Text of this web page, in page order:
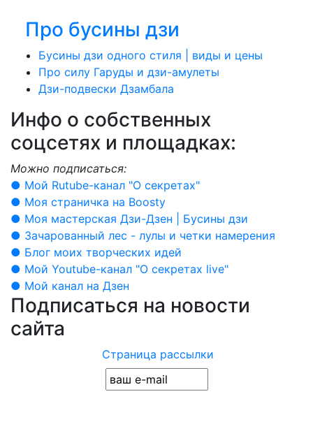
Про бусины дзи
Бусины дзи одного стиля | виды и цены
Про силу Гаруды и дзи-амулеты
Дзи-подвески Дзамбала
Инфо о cобственных
соцсетях и площадках:
Можно подписаться:
● Мой Rutube-канал "О секретах"
● Моя страничка на Boosty
● Моя мастерская Дзи-Дзен | Бусины дзи
● Зачарованный лес - лулы и четки намерения
● Блог моих творческих идей
● Мой Youtube-канал "О секретах live"
● Мой канал на Дзен
Подписаться на новости
сайта
Страница рассылки